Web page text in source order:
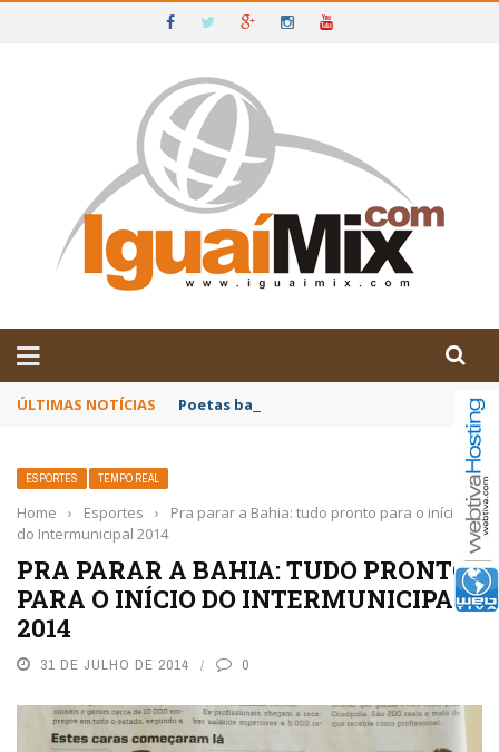
IGUAÍ E SUDOESTE DA BAHIA
ÚLTIMAS NOTÍCIAS Poetas baianos representam o Brasil no
ESPORTES TEMPO REAL
Home › Esportes ›
Pra parar a Bahia: tudo pronto para o início
do Intermunicipal 2014
PRA PARAR A BAHIA: TUDO PRONTO
PARA O INÍCIO DO INTERMUNICIPAL
2014
31 DE JULHO DE 2014 0